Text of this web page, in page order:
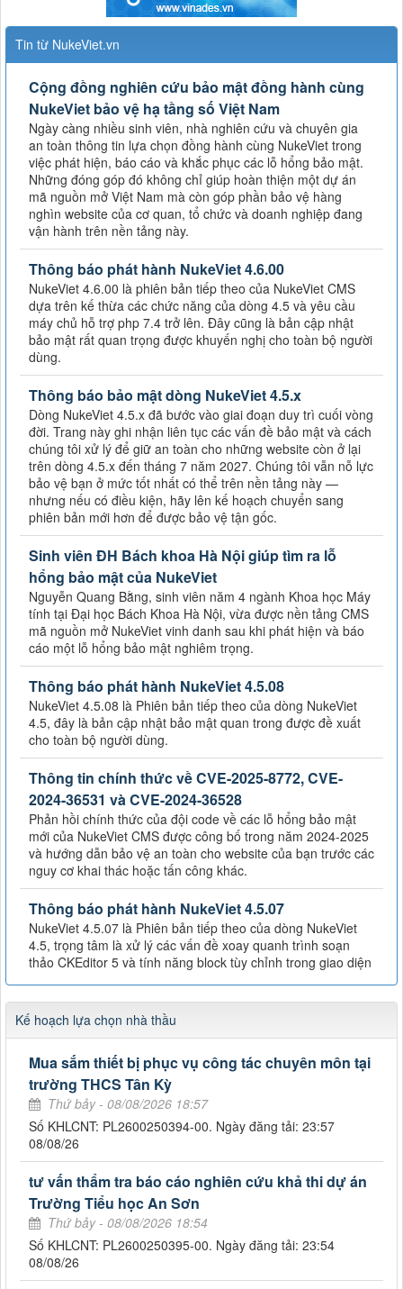
Tin từ NukeViet.vn
Cộng đồng nghiên cứu bảo mật đồng hành cùng
NukeViet bảo vệ hạ tầng số Việt Nam
Ngày càng nhiều sinh viên, nhà nghiên cứu và chuyên gia
an toàn thông tin lựa chọn đồng hành cùng NukeViet trong
việc phát hiện, báo cáo và khắc phục các lỗ hổng bảo mật.
Những đóng góp đó không chỉ giúp hoàn thiện một dự án
mã nguồn mở Việt Nam mà còn góp phần bảo vệ hàng
nghìn website của cơ quan, tổ chức và doanh nghiệp đang
vận hành trên nền tảng này.
Thông báo phát hành NukeViet 4.6.00
NukeViet 4.6.00 là phiên bản tiếp theo của NukeViet CMS
dựa trên kế thừa các chức năng của dòng 4.5 và yêu cầu
máy chủ hỗ trợ php 7.4 trở lên. Đây cũng là bản cập nhật
bảo mật rất quan trọng được khuyến nghị cho toàn bộ người
dùng.
Thông báo bảo mật dòng NukeViet 4.5.x
Dòng NukeViet 4.5.x đã bước vào giai đoạn duy trì cuối vòng
đời. Trang này ghi nhận liên tục các vấn đề bảo mật và cách
chúng tôi xử lý để giữ an toàn cho những website còn ở lại
trên dòng 4.5.x đến tháng 7 năm 2027. Chúng tôi vẫn nỗ lực
bảo vệ bạn ở mức tốt nhất có thể trên nền tảng này —
nhưng nếu có điều kiện, hãy lên kế hoạch chuyển sang
phiên bản mới hơn để được bảo vệ tận gốc.
Sinh viên ĐH Bách khoa Hà Nội giúp tìm ra lỗ
hổng bảo mật của NukeViet
Nguyễn Quang Bằng, sinh viên năm 4 ngành Khoa học Máy
tính tại Đại học Bách Khoa Hà Nội, vừa được nền tảng CMS
mã nguồn mở NukeViet vinh danh sau khi phát hiện và báo
cáo một lỗ hổng bảo mật nghiêm trọng.
Thông báo phát hành NukeViet 4.5.08
NukeViet 4.5.08 là Phiên bản tiếp theo của dòng NukeViet
4.5, đây là bản cập nhật bảo mật quan trong được đề xuất
cho toàn bộ người dùng.
Thông tin chính thức về CVE-2025-8772, CVE-
2024-36531 và CVE-2024-36528
Phản hồi chính thức của đội code về các lỗ hổng bảo mật
mới của NukeViet CMS được công bố trong năm 2024-2025
và hướng dẫn bảo vệ an toàn cho website của bạn trước các
nguy cơ khai thác hoặc tấn công khác.
Thông báo phát hành NukeViet 4.5.07
NukeViet 4.5.07 là Phiên bản tiếp theo của dòng NukeViet
4.5, trọng tâm là xử lý các vấn đề xoay quanh trình soạn
thảo CKEditor 5 và tính năng block tùy chỉnh trong giao diện
Kế hoạch lựa chọn nhà thầu
Mua sắm thiết bị phục vụ công tác chuyên môn tại
trường THCS Tân Kỳ
Thứ bảy - 08/08/2026 18:57
Số KHLCNT: PL2600250394-00. Ngày đăng tải: 23:57
08/08/26
tư vấn thẩm tra báo cáo nghiên cứu khả thi dự án
Trường Tiểu học An Sơn
Thứ bảy - 08/08/2026 18:54
Số KHLCNT: PL2600250395-00. Ngày đăng tải: 23:54
08/08/26